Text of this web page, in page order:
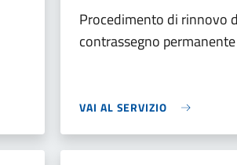
Procedimento di rinnovo
contrassegno permanente
VAI AL SERVIZIO